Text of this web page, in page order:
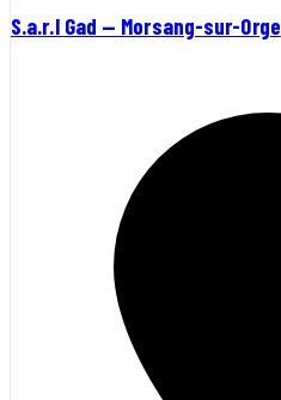
S.a.r.l Gad — Morsang-sur-Orge